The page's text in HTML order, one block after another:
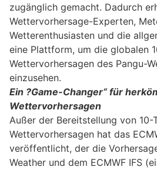
zugänglich gemacht. Dadurch
Wettervorhersage-Experten,
Wetterenthusiasten und die
eine Plattform, um die globalen
Wettervorhersagen des Pangu-
einzusehen.
Ein ?Game-Changer“ für
Wettervorhersagen
Außer der Bereitstellung von 10-
Wettervorhersagen hat das
veröffentlicht, der die
Weather und dem ECMWF IFS